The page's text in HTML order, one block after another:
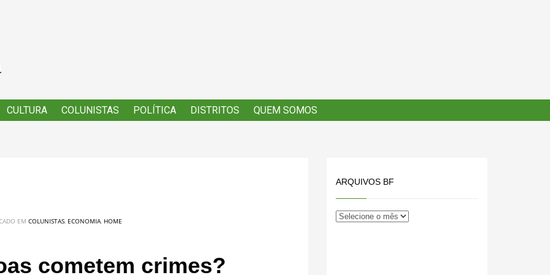
CULTURA COLUNISTAS POLÍTICA DISTRITOS QUEM SOMOS
CULTURA COLUNISTAS POLÍTICA DISTRITOS QUEM SOMOS
EM COLUNISTAS, ECONOMIA, HOME
cometem crimes?
ARQUIVOS BF